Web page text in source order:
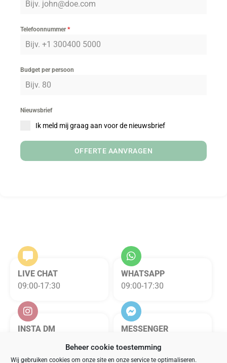
Beheer cookie toestemming
Wij gebruiken cookies om onze site en onze service te optimaliseren.
Telefoonnummer*
Budget per persoon
Nieuwsbrief
Ik meld mij graag aan voor de nieuwsbrief
OFFERTE AANVRAGEN
LIVE CHAT
09:00-17:30
WHATSAPP
09:00-17:30
INSTA DM
MESSENGER